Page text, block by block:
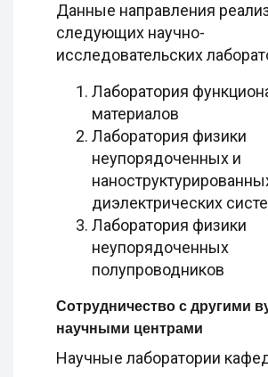
Данные направления
следующих научно-
исследовательских
Лаборатория
материалов
Лаборатория физики
неупорядоченных и
диэлектрических
Лаборатория физики
неупорядоченных
полупроводников
Сотрудничество с другими
научными центрами
Научные лаборатории